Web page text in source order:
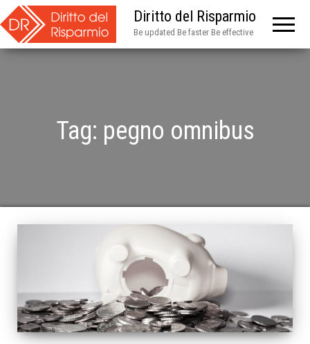
Diritto del Risparmio
Be updated Be faster Be effective
Tag: pegno omnibus